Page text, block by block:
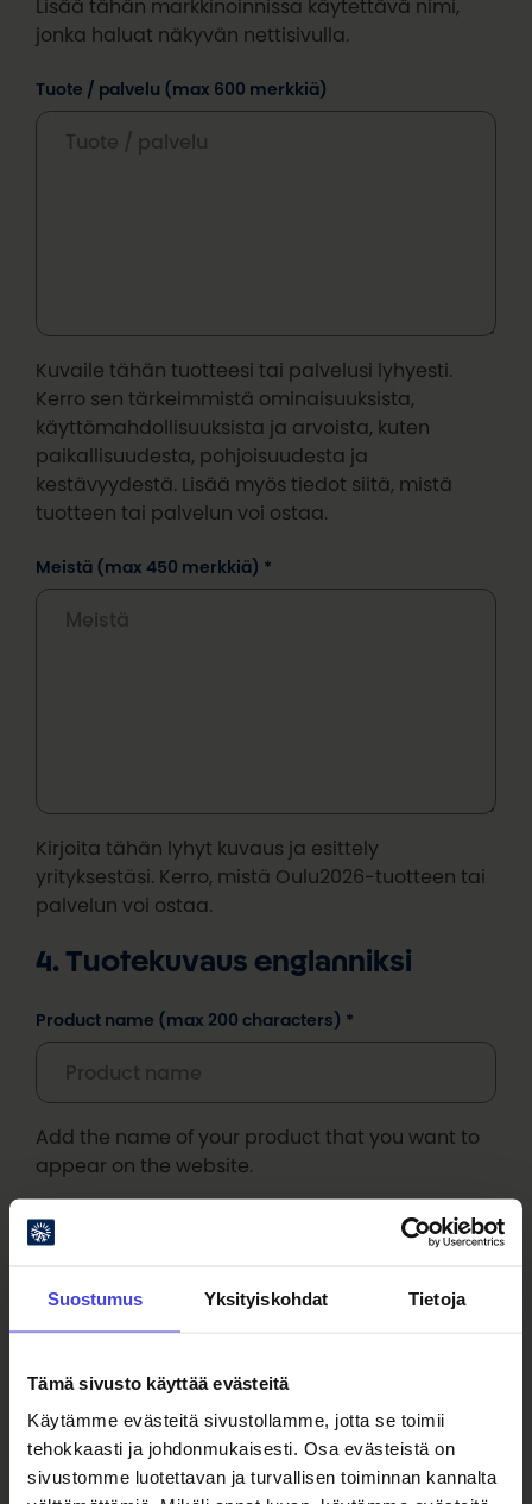
Suostumus Yksityiskohdat Tietoja
Tämä sivusto käyttää evästeitä
Käytämme evästeitä sivustollamme, jotta se toimii
tehokkaasti ja johdonmukaisesti. Osa evästeistä on
sivustomme luotettavan ja turvallisen toiminnan kannalta
Lisää tähän markkinoinnissa käytettävä nimi,
jonka haluat näkyvän nettisivulla.
Tuote / palvelu (max 600 merkkiä)
Kuvaile tähän tuotteesi tai palvelusi lyhyesti.
Kerro sen tärkeimmistä ominaisuuksista,
käyttömahdollisuuksista ja arvoista, kuten
paikallisuudesta, pohjoisuudesta ja
kestävyydestä. Lisää myös tiedot siitä, mistä
tuotteen tai palvelun voi ostaa.
Meistä (max 450 merkkiä) *
Kirjoita tähän lyhyt kuvaus ja esittely
yrityksestäsi. Kerro, mistä Oulu2026-tuotteen tai
palvelun voi ostaa.
4. Tuotekuvaus englanniksi
Product name (max 200 characters) *
Add the name of your product that you want to
appear on the website.
Product / service (max 600 characters)
Describe your product or service briefly.